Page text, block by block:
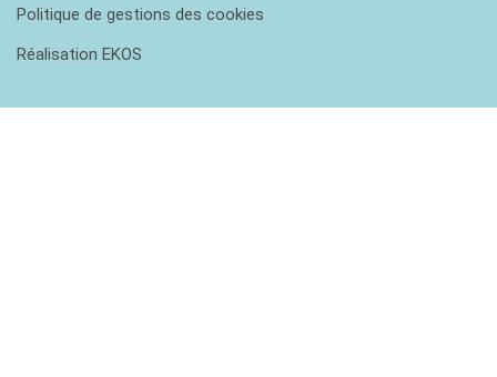
Politique de gestions des cookies
Réalisation EKOS